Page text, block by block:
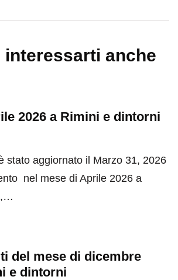
interessarti anche
2026 a Rimini e dintorni
stato aggiornato il Marzo 31, 2026
nel mese di Aprile 2026 a
del mese di dicembre
e dintorni